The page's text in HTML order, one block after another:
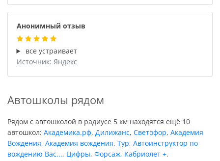
Анонимный отзыв
все устраивает
Источник: Яндекс
Автошколы рядом
Рядом с автошколой в радиусе 5 км находятся ещё 10
автошкол: Академика.рф, Дилижанс, Светофор, Академия
Вождения, Академия вождения, Тур, Автоинструктор по
вождению Вас..., Цифры, Форсаж, Кабриолет +.